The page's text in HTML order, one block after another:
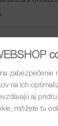
zabezpečenie
na ich
aj
môžete tu